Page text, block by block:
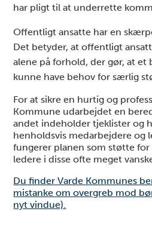
har pligt til at underrette
Offentligt ansatte har en
Det betyder, at offentligt
alene på forhold, der gør, at et
kunne have behov for særlig
For at sikre en hurtig og
Kommune udarbejdet en
andet indeholder tjeklister og
henholdsvis medarbejdere og
fungerer planen som støtte
ledere i disse ofte meget
Du finder Varde Kommunes
mistanke om overgreb mod
nyt vindue).